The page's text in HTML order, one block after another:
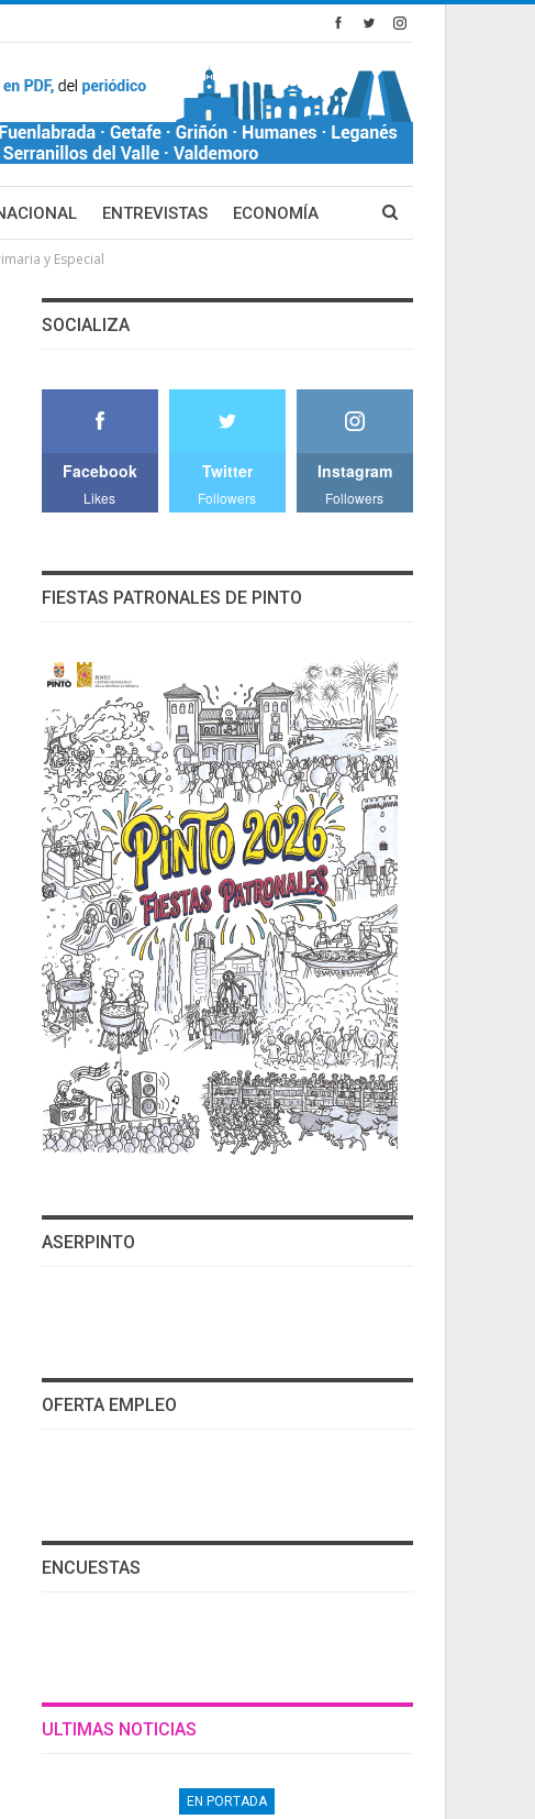
ENTREVISTAS ECONOMÍA
y Especial
SOCIALIZA
Facebook
Likes
Twitter
Followers
Instagram
Followers
FIESTAS PATRONALES DE PINTO
ASERPINTO
OFERTA EMPLEO
ENCUESTAS
ULTIMAS NOTICIAS
EN PORTADA